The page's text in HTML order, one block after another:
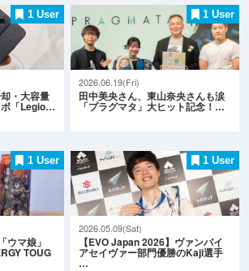
1 User
・大容量
ボ「Legio…
1 User
2026.06.19(Fri)
田中美央さん、東山奈央さんも涙
「プラグマタ」大ヒット記念！…
1 User
ウマ娘」
TOUG
1 User
2026.05.09(Sat)
【EVO Japan 2026】ヴァンパイ
アセイヴァー部門優勝のKaji選手
…